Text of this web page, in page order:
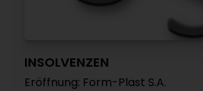
INSOLVENZEN
Eröffnung: Form-Plast S.A.